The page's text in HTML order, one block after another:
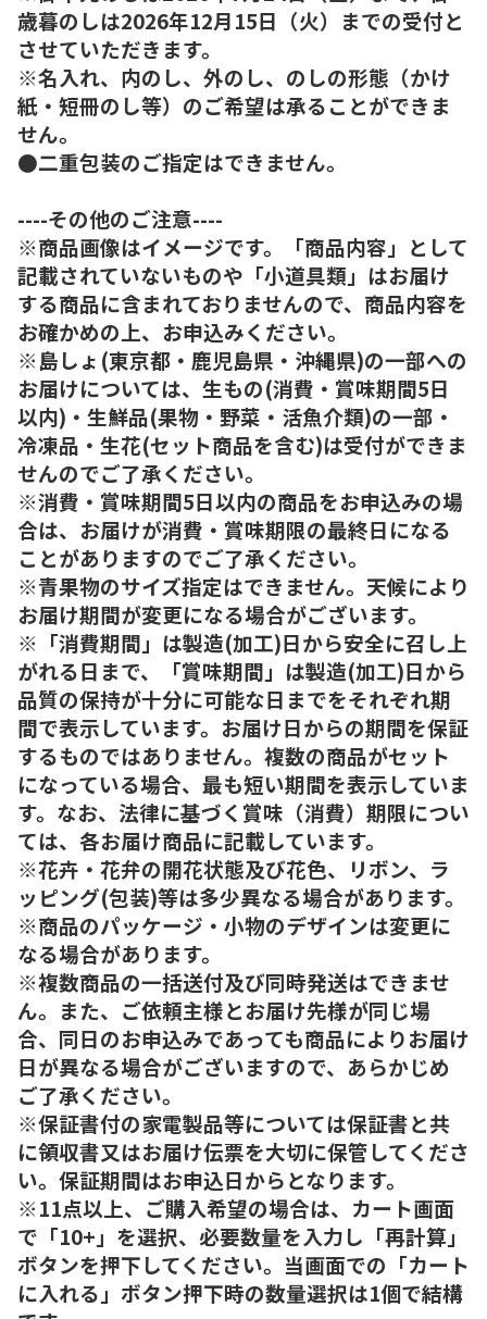
歳暮のしは2026年12月15日（火）までの受付と
させていただきます。
※名入れ、内のし、外のし、のしの形態（かけ
紙・短冊のし等）のご希望は承ることができま
せん。
●二重包装のご指定はできません。
----その他のご注意----
※商品画像はイメージです。「商品内容」として
記載されていないものや「小道具類」はお届け
する商品に含まれておりませんので、商品内容を
お確かめの上、お申込みください。
※島しょ(東京都・鹿児島県・沖縄県)の一部への
お届けについては、生もの(消費・賞味期間5日
以内)・生鮮品(果物・野菜・活魚介類)の一部・
冷凍品・生花(セット商品を含む)は受付ができま
せんのでご了承ください。
※消費・賞味期間5日以内の商品をお申込みの場
合は、お届けが消費・賞味期限の最終日になる
ことがありますのでご了承ください。
※青果物のサイズ指定はできません。天候により
お届け期間が変更になる場合がございます。
※「消費期間」は製造(加工)日から安全に召し上
がれる日まで、「賞味期間」は製造(加工)日から
品質の保持が十分に可能な日までをそれぞれ期
間で表示しています。お届け日からの期間を保証
するものではありません。複数の商品がセット
になっている場合、最も短い期間を表示していま
す。なお、法律に基づく賞味（消費）期限につい
ては、各お届け商品に記載しています。
※花卉・花弁の開花状態及び花色、リボン、ラ
ッピング(包装)等は多少異なる場合があります。
※商品のパッケージ・小物のデザインは変更に
なる場合があります。
※複数商品の一括送付及び同時発送はできませ
ん。また、ご依頼主様とお届け先様が同じ場
合、同日のお申込みであっても商品によりお届け
日が異なる場合がございますので、あらかじめ
ご了承ください。
※保証書付の家電製品等については保証書と共
に領収書又はお届け伝票を大切に保管してくださ
い。保証期間はお申込日からとなります。
※11点以上、ご購入希望の場合は、カート画面
で「10+」を選択、必要数量を入力し「再計算」
ボタンを押下してください。当画面での「カート
に入れる」ボタン押下時の数量選択は1個で結構